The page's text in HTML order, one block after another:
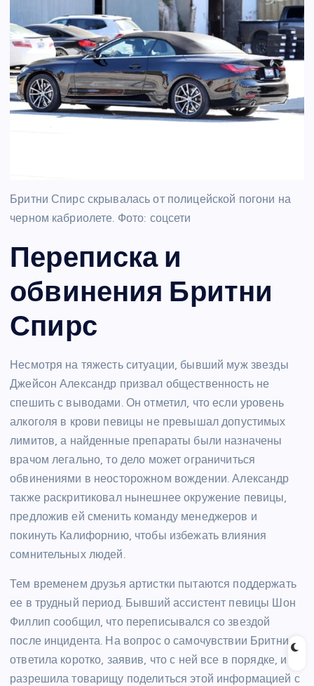
Бритни Спирс скрывалась от полицейской погони на
черном кабриолете. Фото: соцсети
Переписка и
обвинения Бритни
Спирс
Несмотря на тяжесть ситуации, бывший муж звезды
Джейсон Александр призвал общественность не
спешить с выводами. Он отметил, что если уровень
алкоголя в крови певицы не превышал допустимых
лимитов, а найденные препараты были назначены
врачом легально, то дело может ограничиться
обвинениями в неосторожном вождении. Александр
также раскритиковал нынешнее окружение певицы,
предложив ей сменить команду менеджеров и
покинуть Калифорнию, чтобы избежать влияния
сомнительных людей.
Тем временем друзья артистки пытаются поддержать
ее в трудный период. Бывший ассистент певицы Шон
Филлип сообщил, что переписывался со звездой
после инцидента. На вопрос о самочувствии Бритни
ответила коротко, заявив, что с ней все в порядке, и
разрешила товарищу поделиться этой информацией с